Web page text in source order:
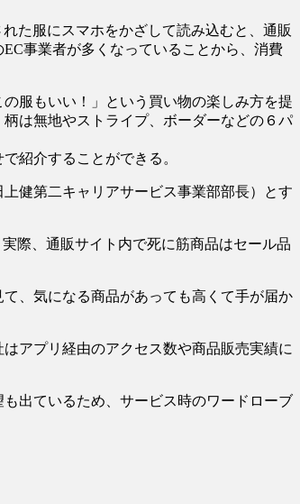
た服にスマホをかざして読み込むと、通販
事業者が多くなっていることから、消費
服もいい！」という買い物の楽しみ方を提
は無地やストライプ、ボーダーなどの６パ
紹介することができる。
健第二キャリアサービス事業部部長）とす
際、通販サイト内で死に筋商品はセール品
、気になる商品があっても高くて手が届か
アプリ経由のアクセス数や商品販売実績に
出ているため、サービス時のワードローブ